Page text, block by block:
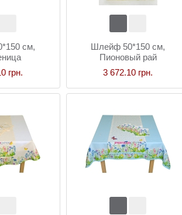
см,
грн.
Шлейф 50*150 см,
Пионовый рай
3 672.10 грн.